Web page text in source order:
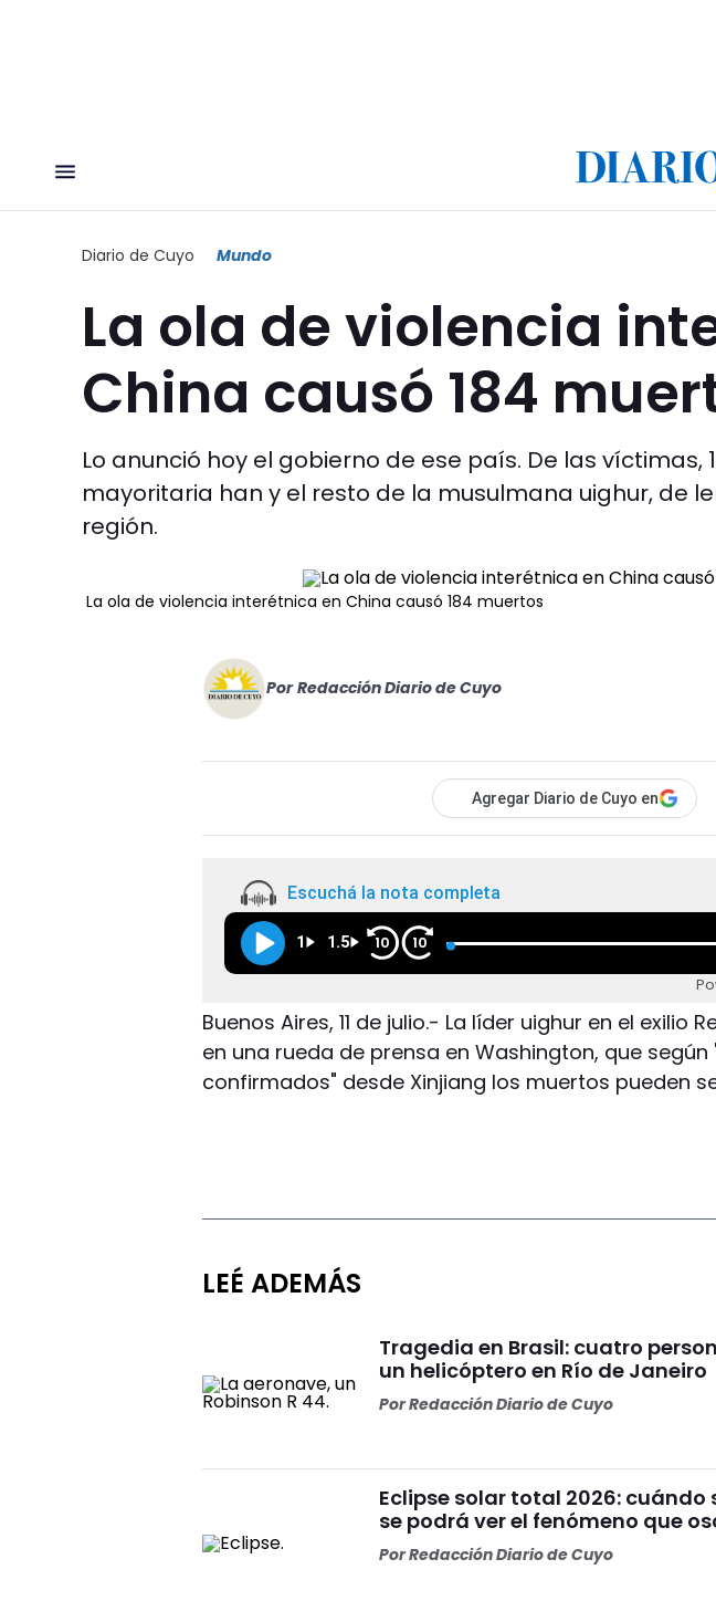
Diario de Cuyo Mundo
La ola de violencia
China causó 184
Lo anunció hoy el gobierno de ese país. De las víctimas,
mayoritaria han y el resto de la musulmana uighur, de
región.
La ola de violencia interétnica en China causó 184 muertos
Por Redacción Diario de Cuyo
Agregar Diario de Cuyo en
Escuchá la nota completa
1 1.5 10 10
Buenos Aires, 11 de julio.- La líder uighur en el exilio
en una rueda de prensa en Washington, que
confirmados" desde Xinjiang los muertos pueden
LEÉ ADEMÁS
Tragedia en Brasil: cuatro
un helicóptero en Río de Janeiro
PorRedacción Diario de Cuyo
Eclipse solar total 2026: cuándo
se podrá ver el fenómeno que
PorRedacción Diario de Cuyo